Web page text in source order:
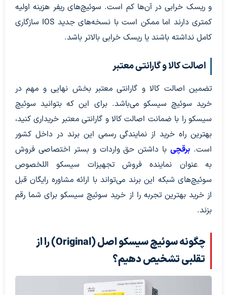
و ریسک خرابی در آن‌ها کم است. سوئیچ‌های ریفر هزینه اولیه
کمتری دارند اما ممکن است با نسخه‌های جدید IOS سازگاری
کامل نداشته باشند یا ریسک خرابی بالاتر باشد.
اصالت کالا و گارانتی معتبر
تضمین اصالت کالا و گارانتی معتبر بخش نهایی و مهم در
خرید سوئیچ سیسکو می‌باشد. برای این که بتوانید سوئیچ
سیسکو را با ضمانت اصالت کالا و گارانتی معتبر خریداری کنید،
بهترین راه خرید از نمایندگی رسمی این برند در داخل کشور
است. برقچیبا داشتن حق واردات و بستر اختصاصی فروش
به عنوان نماینده فروش تجهیزات سیسکو اللخصوص
سوئیچ‌های شبکه این برند می‌تواند با ارائه مشاوره رایگان قبل
از خرید بهترین تجربه را از خرید سوئیچ سیسکو برای شما رقم
بزند.
چگونه سوئیچ سیسکو اصل (Original) را از
تقلبی تشخیص دهیم؟